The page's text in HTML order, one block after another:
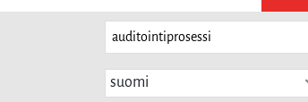
suomi